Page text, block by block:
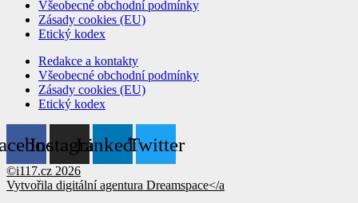
Všeobecné obchodní podmínky
Zásady cookies (EU)
Etický kodex
Redakce a kontakty
Všeobecné obchodní podmínky
Zásady cookies (EU)
Etický kodex
InstagramLinkedinTwitter
©i117.cz 2026
Vytvořila digitální agentura Dreamspace</a